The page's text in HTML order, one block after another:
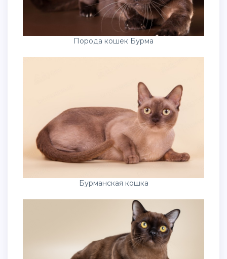
Порода кошек Бурма
Бурманская кошка